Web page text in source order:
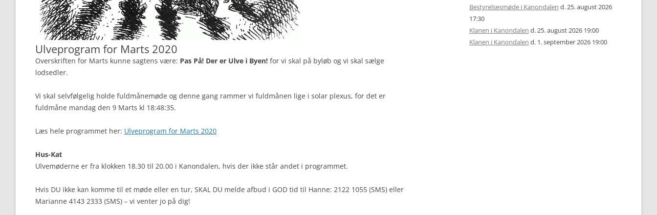
Ulveprogram for Marts 2020
Overskriften for Marts kunne sagtens være: Pas På! Der er Ulve i Byen! for vi skal på byløb og vi skal sælge
lodsedler.
Vi skal selvfølgelig holde fuldmånemøde og denne gang rammer vi fuldmånen lige i solar plexus, for det er
fuldmåne mandag den 9 Marts kl 18:48:35.
Læs hele programmet her: Ulveprogram for Marts 2020
Hus-Kat
Ulvemøderne er fra klokken 18.30 til 20.00 i Kanondalen, hvis der ikke står andet i programmet.
Hvis DU ikke kan komme til et møde eller en tur, SKAL DU melde afbud i GOD tid til Hanne: 2122 1055 (SMS) eller
Marianne 4143 2333 (SMS) – vi venter jo på dig!
Bestyrelsesmøde i Kanondalen d. 25. august 2026
17:30
Klanen i Kanondalen d. 25. august 2026 19:00
Klanen i Kanondalen d. 1. september 2026 19:00